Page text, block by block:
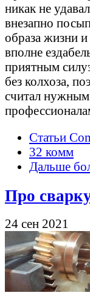
никак не
внезапно
образа жизни
вполне
приятным
без колхоза,
считал нужным
Статьи
32 комм
Дальше
Про
24 сен 2021